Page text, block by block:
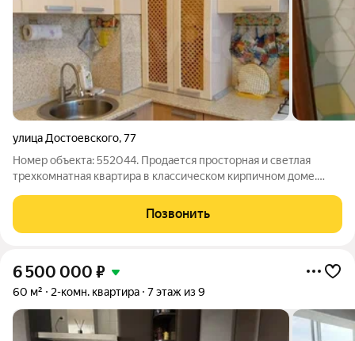
улица Достоевского,77
Номер объекта: 552044. Продается просторная и светлая
трехкомнатная квартира в классическом кирпичном доме.
почувствуете с первого шага. Настоящий кирпичный дом:
Отличная тепло- и звукоизоляция. Летом
Позвонить
6 500 000 ₽
60 м² 2-комн. квартира 7 этаж из 9